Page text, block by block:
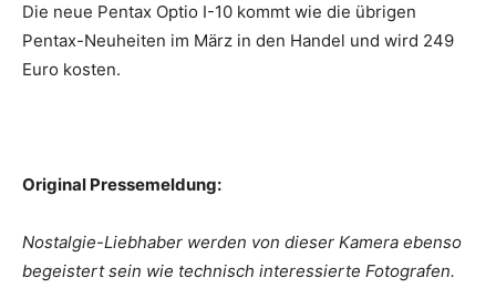
Die neue Pentax Optio I-10 kommt wie die übrigen
Pentax-Neuheiten im März in den Handel und wird 249
Euro kosten.
Original Pressemeldung:
Nostalgie-Liebhaber werden von dieser Kamera ebenso
begeistert sein wie technisch interessierte Fotografen.